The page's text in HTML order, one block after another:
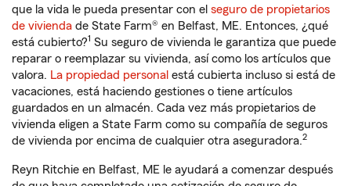
que la vida le pueda presentar con el seguro de propietarios
de vivienda de State Farm® en Belfast, ME. Entonces, ¿qué
está cubierto?1 Su seguro de vivienda le garantiza que puede
reparar o reemplazar su vivienda, así como los artículos que
valora. La propiedad personal está cubierta incluso si está de
vacaciones, está haciendo gestiones o tiene artículos
guardados en un almacén. Cada vez más propietarios de
vivienda eligen a State Farm como su compañía de seguros
de vivienda por encima de cualquier otra aseguradora.2
Reyn Ritchie en Belfast, ME le ayudará a comenzar después